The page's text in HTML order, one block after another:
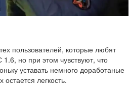
пользователей, которые любят
1.6, но при этом чувствуют, что
уставать немного доработаные
остается легкость.